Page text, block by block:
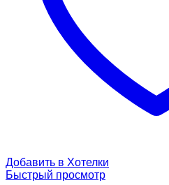
Добавить в Хотелки
Быстрый просмотр